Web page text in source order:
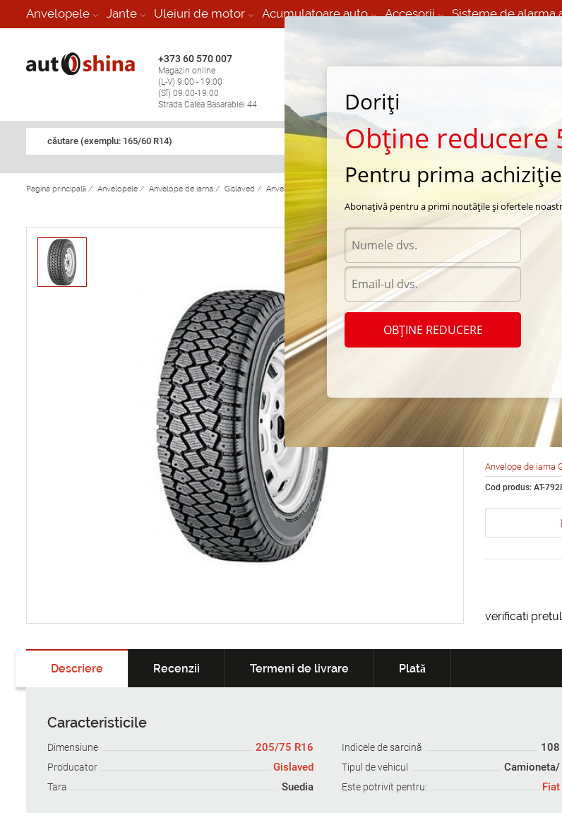
Anvelopele Jante Uleiuri de motor Acumulatoare auto Accesorii Sisteme de alarma
+373 60 570 007
Magazin online
(L-V) 9:00 - 19:00
(Sî) 09:00-19:00
Strada Calea Basarabiei 44
Vulcanizare Mobila 24/7 non
căutare (exemplu: 165/60 R14)
Pagina principală / Anvelopele / Anvelope de iarna / Gislaved / Anvelope de iarna Gislaved Nord Frost C Gislaved Nord Frost C 205/75 R16
Anvelope de iarna
Cod produs: AT-
verificati
Descriere Recenzii Termeni de livrare Plată
Caracteristicile
Dimensiune 205/75 R16 Indicele de sarcină
Producator Gislaved Tipul de vehicul
Tara Suedia Este potrivit pentru:
Doriți
Obține reducere
Pentru prima
Abonațivă pentru a primi noutățile și ofertele
OBȚINE REDUCERE